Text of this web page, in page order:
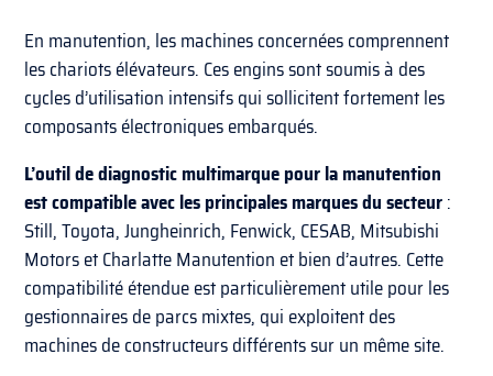
En manutention, les machines concernées comprennent
les chariots élévateurs. Ces engins sont soumis à des
cycles d’utilisation intensifs qui sollicitent fortement les
composants électroniques embarqués.
L’outil de diagnostic multimarque pour la manutention
est compatible avec les principales marques du secteur:
Still, Toyota, Jungheinrich, Fenwick, CESAB, Mitsubishi
Motors et Charlatte Manutention et bien d’autres. Cette
compatibilité étendue est particulièrement utile pour les
gestionnaires de parcs mixtes, qui exploitent des
machines de constructeurs différents sur un même site.